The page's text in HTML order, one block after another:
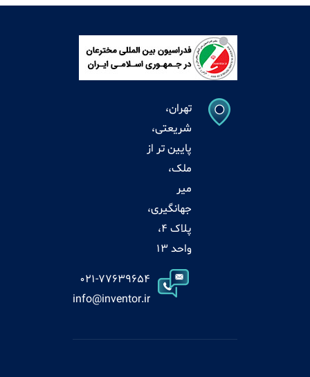
تهران،
شریعتی،
پایین تر از
ملک،
میر
جهانگیری،
پلاک 4،
واحد 13
021-77639654
info@inventor.ir